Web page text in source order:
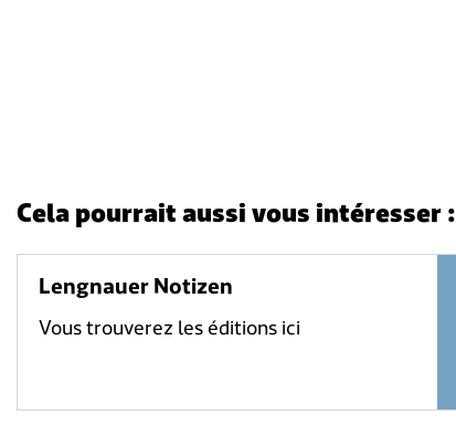
Cela pourrait aussi vous intéresser :
Lengnauer Notizen
Vous trouverez les éditions ici